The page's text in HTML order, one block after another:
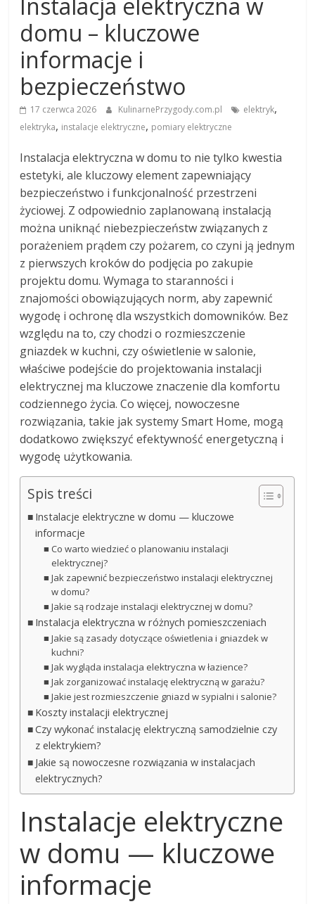
Instalacja elektryczna w
domu – kluczowe
informacje i
bezpieczeństwo
17 czerwca 2026 KulinarnePrzygody.com.pl elektryk,
elektryka, instalacje elektryczne, pomiary elektryczne
Instalacja elektryczna w domu to nie tylko kwestia
estetyki, ale kluczowy element zapewniający
bezpieczeństwo i funkcjonalność przestrzeni
życiowej. Z odpowiednio zaplanowaną instalacją
można uniknąć niebezpieczeństw związanych z
porażeniem prądem czy pożarem, co czyni ją jednym
z pierwszych kroków do podjęcia po zakupie
projektu domu. Wymaga to staranności i
znajomości obowiązujących norm, aby zapewnić
wygodę i ochronę dla wszystkich domowników. Bez
względu na to, czy chodzi o rozmieszczenie
gniazdek w kuchni, czy oświetlenie w salonie,
właściwe podejście do projektowania instalacji
elektrycznej ma kluczowe znaczenie dla komfortu
codziennego życia. Co więcej, nowoczesne
rozwiązania, takie jak systemy Smart Home, mogą
dodatkowo zwiększyć efektywność energetyczną i
wygodę użytkowania.
Spis treści
Instalacje elektryczne w domu — kluczowe
informacje
Co warto wiedzieć o planowaniu instalacji
elektrycznej?
Jak zapewnić bezpieczeństwo instalacji elektrycznej
w domu?
Jakie są rodzaje instalacji elektrycznej w domu?
Instalacja elektryczna w różnych pomieszczeniach
Jakie są zasady dotyczące oświetlenia i gniazdek w
kuchni?
Jak wygląda instalacja elektryczna w łazience?
Jak zorganizować instalację elektryczną w garażu?
Jakie jest rozmieszczenie gniazd w sypialni i salonie?
Koszty instalacji elektrycznej
Czy wykonać instalację elektryczną samodzielnie czy
z elektrykiem?
Jakie są nowoczesne rozwiązania w instalacjach
elektrycznych?
Instalacje elektryczne
w domu — kluczowe
informacje